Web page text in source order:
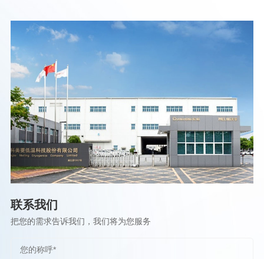
联系我们
把您的需求告诉我们，我们将为您服务